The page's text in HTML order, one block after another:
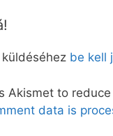
be kell
Akismet to reduce
data is